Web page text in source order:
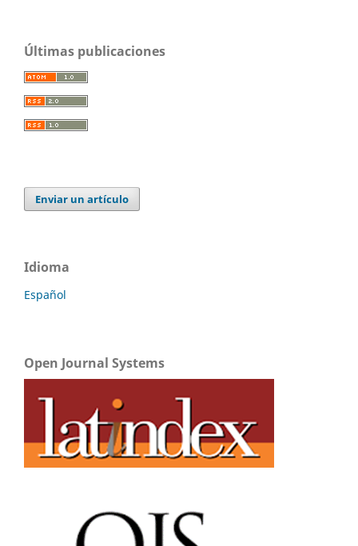
Últimas publicaciones
Enviar un artículo
Idioma
Español
Open Journal Systems